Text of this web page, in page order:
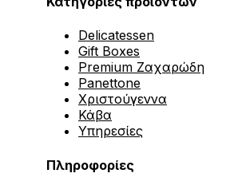
Delicatessen
Gift Boxes
Premium Ζαχαρώδη
Panettone
Χριστούγεννα
Κάβα
Υπηρεσίες
Πληροφορίες